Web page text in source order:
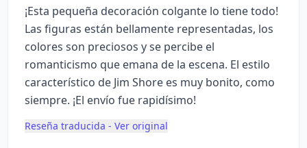
¡Esta pequeña decoración colgante lo tiene todo!
Las figuras están bellamente representadas, los
colores son preciosos y se percibe el
romanticismo que emana de la escena. El estilo
característico de Jim Shore es muy bonito, como
siempre. ¡El envío fue rapidísimo!
Reseña traducida - Ver original